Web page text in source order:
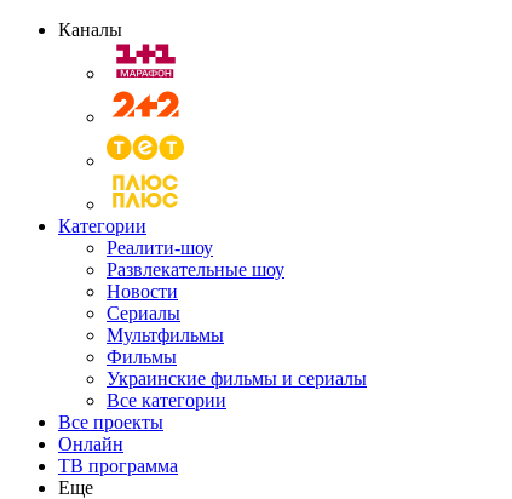
Каналы
Категории
Реалити-шоу
Развлекательные шоу
Новости
Сериалы
Мультфильмы
Фильмы
Украинские фильмы и сериалы
Все категории
Все проекты
Онлайн
ТВ программа
Еще